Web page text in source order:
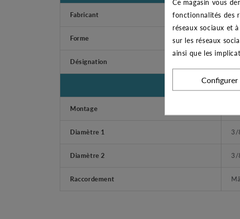
Fabricant
Forme
Désignation
Montage
Diamètre 1 3/
Diamètre 2 3/
Raccordement
fonctionnalités des
réseaux sociaux et
sur les réseaux
ainsi que les
Configurer